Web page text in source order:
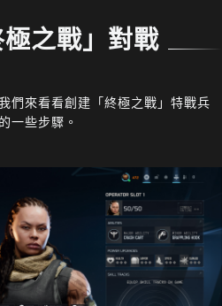
之戰」對戰
們來看看創建「終極之戰」特戰兵
一些步驟。